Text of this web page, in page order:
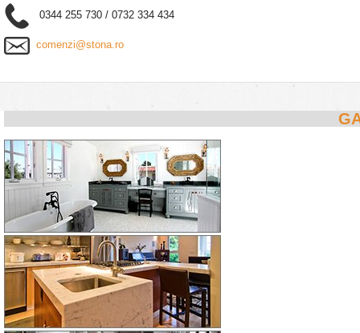
0344 255 730 / 0732 334 434
comenzi@stona.ro